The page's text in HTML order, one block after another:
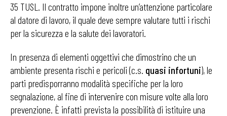
35 TUSL. Il contratto impone inoltre un’attenzione particolare
al datore di lavoro, il quale deve sempre valutare tutti i rischi
per la sicurezza e la salute dei lavoratori.
In presenza di elementi oggettivi che dimostrino che un
ambiente presenta rischi e pericoli (c.s. quasi infortuni), le
parti predisporranno modalità specifiche per la loro
segnalazione, al fine di intervenire con misure volte alla loro
prevenzione. È infatti prevista la possibilità di istituire una